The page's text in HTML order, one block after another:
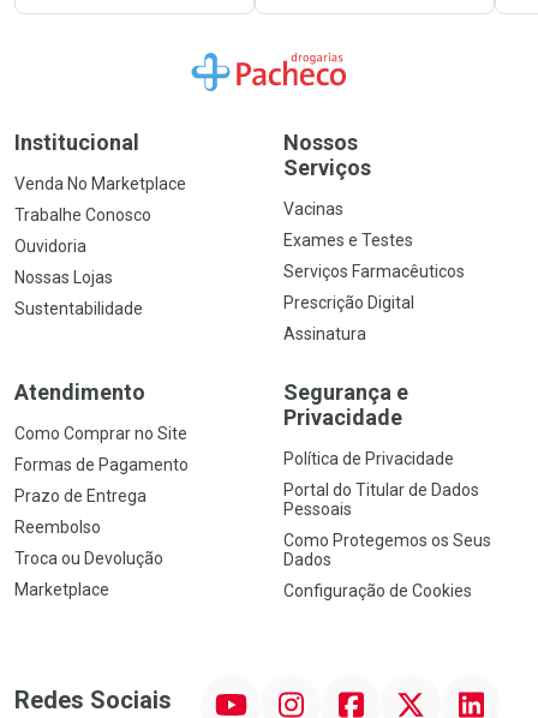
Ir para a Home
Institucional
Venda No Marketplace
Trabalhe Conosco
Ouvidoria
Nossas Lojas
Sustentabilidade
Nossos
Serviços
Vacinas
Exames e Testes
Serviços Farmacêuticos
Prescrição Digital
Assinatura
Atendimento
Como Comprar no Site
Formas de Pagamento
Prazo de Entrega
Reembolso
Troca ou Devolução
Marketplace
Segurança e
Privacidade
Política de Privacidade
Portal do Titular de Dados
Pessoais
Como Protegemos os Seus
Dados
Configuração de Cookies
Redes Sociais InstagramFacebook Linkedin